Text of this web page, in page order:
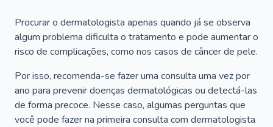
Procurar o dermatologista apenas quando já se observa
algum problema dificulta o tratamento e pode aumentar o
risco de complicações, como nos casos de câncer de pele.
Por isso, recomenda-se fazer uma consulta uma vez por
ano para prevenir doenças dermatológicas ou detectá-las
de forma precoce. Nesse caso, algumas perguntas que
você pode fazer na primeira consulta com dermatologista